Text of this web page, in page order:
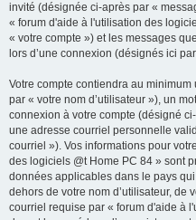
invité (désignée ci-après par «
« forum d'aide à l'utilisation des
« votre compte ») et les messages
lors d’une connexion (désignés ici
Votre compte contiendra au
par « votre nom d’utilisateur »), un
connexion à votre compte (désigné
une adresse courriel personnelle
courriel »). Vos informations pour
des logiciels @t Home PC 84 » sont
données applicables dans le pays
dehors de votre nom d’utilisateur, de
courriel requise par « forum d'aide à